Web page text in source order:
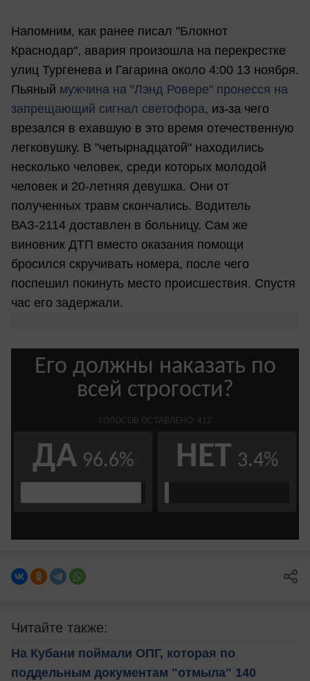
Напомним, как ранее писал "Блокнот
Краснодар", авария произошла на перекрестке
улиц Тургенева и Гагарина около 4:00 13 ноября.
Пьяный мужчина на "Лэнд Ровере" пронесся на
запрещающий сигнал светофора, из-за чего
врезался в ехавшую в это время отечественную
легковушку. В "четырнадцатой" находились
несколько человек, среди которых молодой
человек и 20-летняя девушка. Они от
полученных травм скончались. Водитель
ВАЗ-2114 доставлен в больницу. Сам же
виновник ДТП вместо оказания помощи
бросился скручивать номера, после чего
поспешил покинуть место происшествия. Спустя
час его задержали.
Читайте также:
На Кубани поймали ОПГ, которая по
поддельным документам "отмыла" 140